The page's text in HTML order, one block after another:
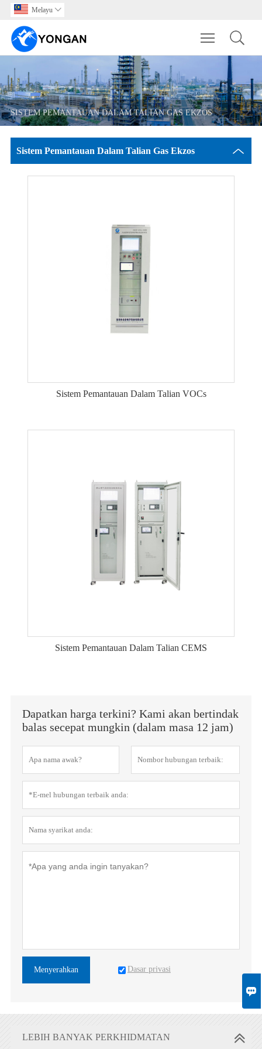

Melayu 
Toggle
SISTEM PEMANTAUAN DALAM TALIAN GAS EKZOS
Sistem Pemantauan Dalam Talian Gas Ekzos
Sistem Pemantauan Dalam Talian VOCs
Sistem Pemantauan Dalam Talian CEMS
Dapatkan harga terkini? Kami akan bertindak
balas secepat mungkin (dalam masa 12 jam)
Menyerahkan Dasar privasi
LEBIH BANYAK PERKHIDMATAN